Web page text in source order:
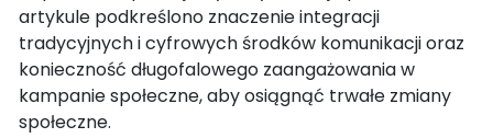
artykule podkreślono znaczenie integracji
tradycyjnych i cyfrowych środków komunikacji oraz
konieczność długofalowego zaangażowania w
kampanie społeczne, aby osiągnąć trwałe zmiany
społeczne.